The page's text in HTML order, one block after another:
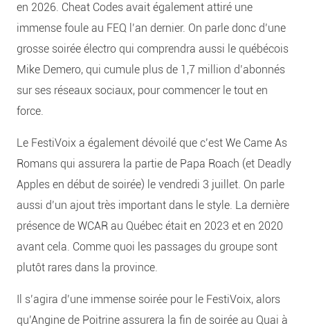
en 2026. Cheat Codes avait également attiré une
immense foule au FEQ l’an dernier. On parle donc d’une
grosse soirée électro qui comprendra aussi le québécois
Mike Demero, qui cumule plus de 1,7 million d’abonnés
sur ses réseaux sociaux, pour commencer le tout en
force.
Le FestiVoix a également dévoilé que c’est We Came As
Romans qui assurera la partie de Papa Roach (et Deadly
Apples en début de soirée) le vendredi 3 juillet. On parle
aussi d’un ajout très important dans le style. La dernière
présence de WCAR au Québec était en 2023 et en 2020
avant cela. Comme quoi les passages du groupe sont
plutôt rares dans la province.
Il s’agira d’une immense soirée pour le FestiVoix, alors
qu’Angine de Poitrine assurera la fin de soirée au Quai à